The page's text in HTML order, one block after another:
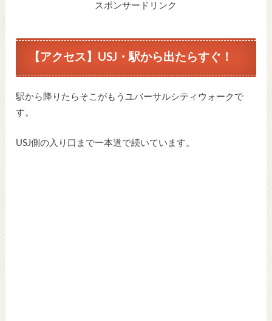
スポンサードリンク
【アクセス】USJ・駅から出たらすぐ！
駅から降りたらそこがもうユバーサルシティウォークで
す。
USJ側の入り口まで一本道で続いています。